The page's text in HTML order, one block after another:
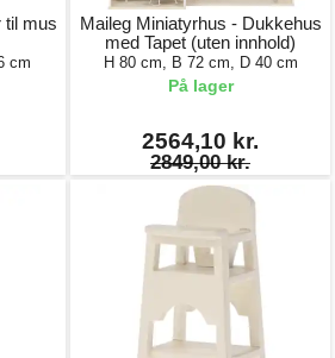
til mus
cm
Maileg Miniatyrhus - Dukkehus
med Tapet (uten innhold)
H 80 cm, B 72 cm, D 40 cm
På lager
2564,10 kr.
2849,00 kr.